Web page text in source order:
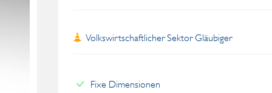
Volkswirtschaftlicher Sektor Gläubiger
Fixe Dimensionen